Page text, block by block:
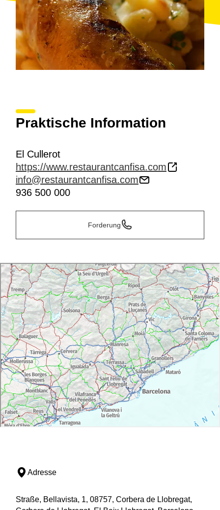
Praktische Information
El Cullerot
https://www.restaurantcanfisa.com
info@restaurantcanfisa.com
936 500 000
Forderung
Adresse
Straße, Bellavista, 1, 08757, Corbera de Llobregat,